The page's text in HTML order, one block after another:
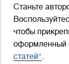
Станьте
чтобы
оформленный
статей".